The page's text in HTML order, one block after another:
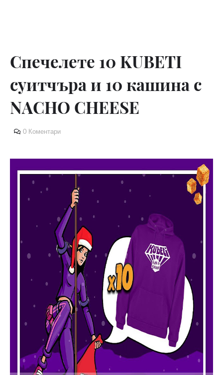
Спечелете 10 KUBETI
суитчъра и 10 кашина с
NACHO CHEESE
0 Коментари